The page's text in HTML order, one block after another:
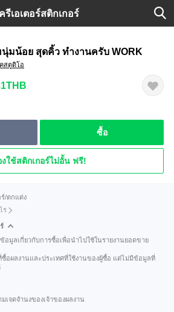
ครีเอเตอร์สติกเกอร์
นุ่มน้อย สุดคิ้ว ทำงานครับ WORK
สตูดิโอ
ซื้อ
งใช้สติกเกอร์ไม่อั้น ฟรี!
/ตกแต่ง
ร
ข้อมูลเกี่ยวกับการซื้อเพื่อนำไปใช้ในรายงานยอดขาย
อผลงานและประเทศที่ใช้งานของผู้ซื้อ แต่ไม่มีข้อมูลที่
เจตจำนงของเจ้าของผลงาน